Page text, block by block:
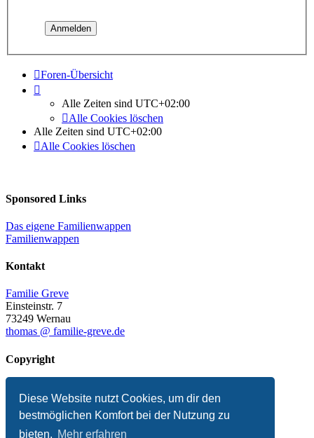
Diese Website nutzt Cookies, um dir den
bestmöglichen Komfort bei der Nutzung zu
bieten. Mehr erfahren
Foren-Übersicht
Alle Zeiten sind UTC+02:00
Alle Cookies löschen
Alle Zeiten sind UTC+02:00
Alle Cookies löschen
Sponsored Links
Das eigene Familienwappen
Familienwappen
Kontakt
Familie Greve
Einsteinstr. 7
73249 Wernau
thomas @ familie-greve.de
Copyright
Impressum
Datenschutzerklärung